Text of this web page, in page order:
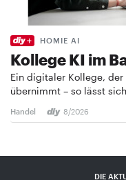
HOMIE AI
Kollege KI im
Ein digitaler Kollege,
übernimmt – so lässt
Handel 8/2026
DIE